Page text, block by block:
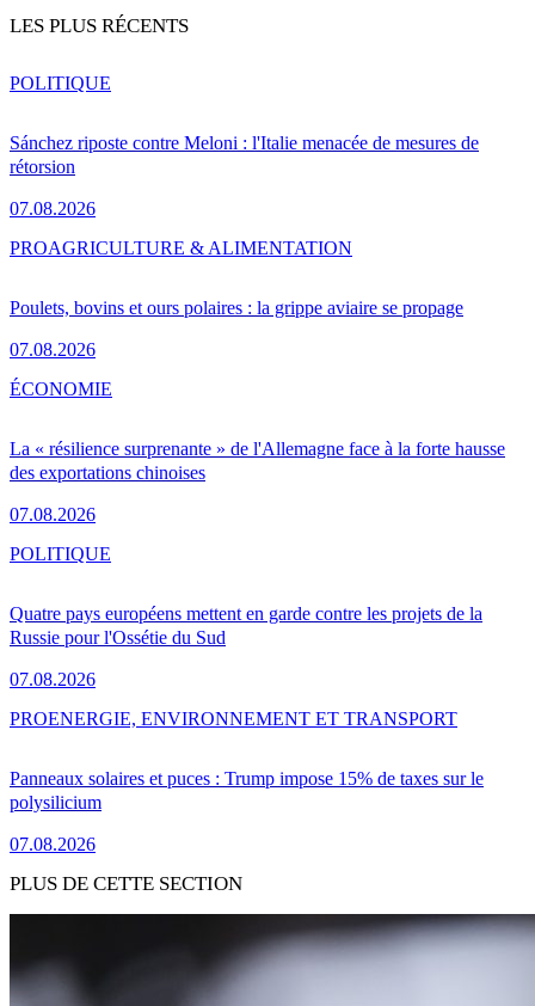
LES PLUS RÉCENTS
Sánchez riposte contre Meloni : l'Italie menacée de mesures de
rétorsion
07.08.2026
POLITIQUE
Poulets, bovins et ours polaires : la grippe aviaire se propage
07.08.2026
PROAGRICULTURE & ALIMENTATION
La « résilience surprenante » de l'Allemagne face à la forte hausse
des exportations chinoises
07.08.2026
ÉCONOMIE
Quatre pays européens mettent en garde contre les projets de la
Russie pour l'Ossétie du Sud
07.08.2026
POLITIQUE
Panneaux solaires et puces : Trump impose 15% de taxes sur le
polysilicium
07.08.2026
PROENERGIE, ENVIRONNEMENT ET TRANSPORT
PLUS DE CETTE SECTION